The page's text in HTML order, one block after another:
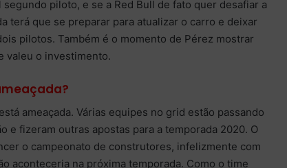
piloto, e se a Red Bull de fato quer desafiar a
terá que se preparar para atualizar o carro e deixar
pilotos. Também é o momento de Pérez mostrar
valeu o investimento.
ameaçada. Várias equipes no grid estão passando
e fizeram outras apostas para a temporada 2020. O
o campeonato de construtores, infelizmente com
aconteceria na próxima temporada. Como o time